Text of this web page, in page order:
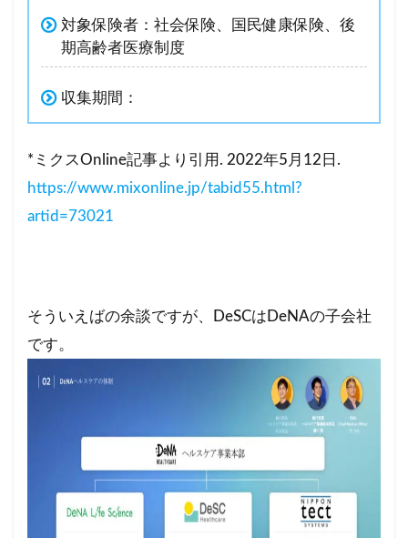
対象保険者：社会保険、国民健康保険、後
期高齢者医療制度
収集期間：
*ミクスOnline記事より引用. 2022年5月12日.
https://www.mixonline.jp/tabid55.html?
artid=73021
そういえばの余談ですが、DeSCはDeNAの子会社
です。